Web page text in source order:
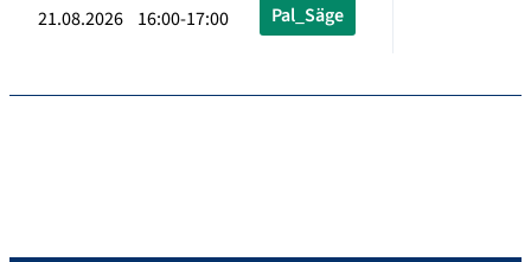
21.08.2026 16:00-17:00 Pal_Säge